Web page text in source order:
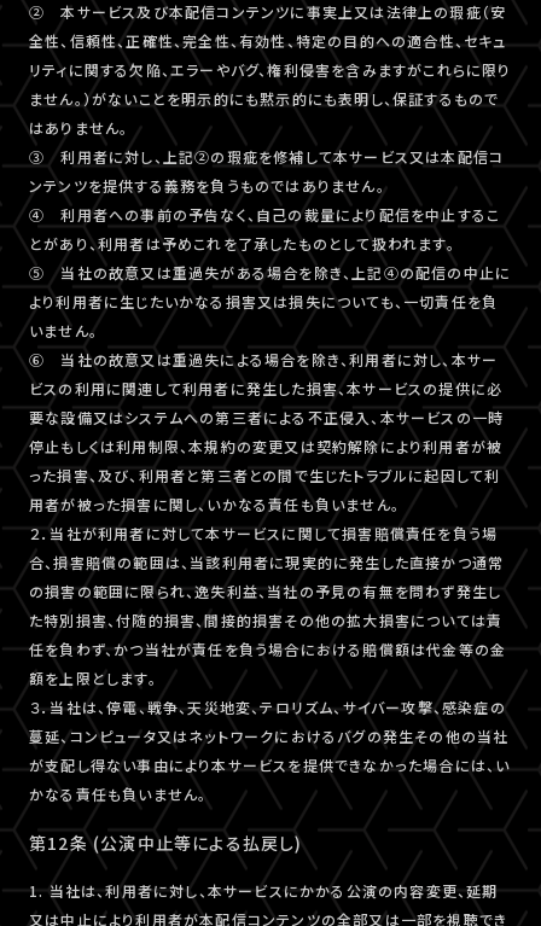
② 本サービス及び本配信コンテンツに事実上又は法律上の瑕疵（安
全性、信頼性、正確性、完全性、有効性、特定の目的への適合性、セキュ
リティに関する欠陥、エラーやバグ、権利侵害を含みますがこれらに限り
ません。）がないことを明示的にも黙示的にも表明し、保証するもので
はありません。
③ 利用者に対し、上記②の瑕疵を修補して本サービス又は本配信コ
ンテンツを提供する義務を負うものではありません。
④ 利用者への事前の予告なく、自己の裁量により配信を中止するこ
とがあり、利用者は予めこれを了承したものとして扱われます。
⑤ 当社の故意又は重過失がある場合を除き、上記④の配信の中止に
より利用者に生じたいかなる損害又は損失についても、一切責任を負
いません。
⑥ 当社の故意又は重過失による場合を除き、利用者に対し、本サー
ビスの利用に関連して利用者に発生した損害、本サービスの提供に必
要な設備又はシステムへの第三者による不正侵入、本サービスの一時
停止もしくは利用制限、本規約の変更又は契約解除により利用者が被
った損害、及び、利用者と第三者との間で生じたトラブルに起因して利
用者が被った損害に関し、いかなる責任も負いません。
２．当社が利用者に対して本サービスに関して損害賠償責任を負う場
合、損害賠償の範囲は、当該利用者に現実的に発生した直接かつ通常
の損害の範囲に限られ、逸失利益、当社の予見の有無を問わず発生し
た特別損害、付随的損害、間接的損害その他の拡大損害については責
任を負わず、かつ当社が責任を負う場合における賠償額は代金等の金
額を上限とします。
３．当社は、停電、戦争、天災地変、テロリズム、サイバー攻撃、感染症の
蔓延、コンピュータ又はネットワークにおけるバグの発生その他の当社
が支配し得ない事由により本サービスを提供できなかった場合には、い
かなる責任も負いません。
第12条 (公演中止等による払戻し)
1. 当社は、利用者に対し、本サービスにかかる公演の内容変更、延期
又は中止により利用者が本配信コンテンツの全部又は一部を視聴でき